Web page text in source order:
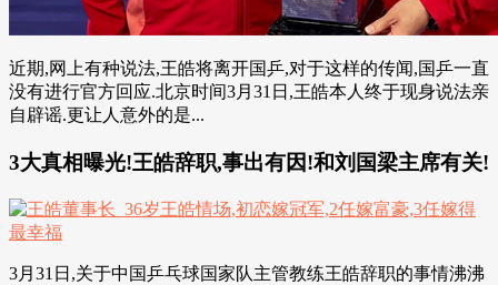
近期,网上有种说法,王皓将离开国乒,对于这样的传闻,国乒一直
没有进行官方回应.北京时间3月31日,王皓本人终于现身说法亲
自辟谣.更让人意外的是...
3大真相曝光!王皓辞职,事出有因!和刘国梁主席有关!
3月31日,关于中国乒乓球国家队主管教练王皓辞职的事情沸沸